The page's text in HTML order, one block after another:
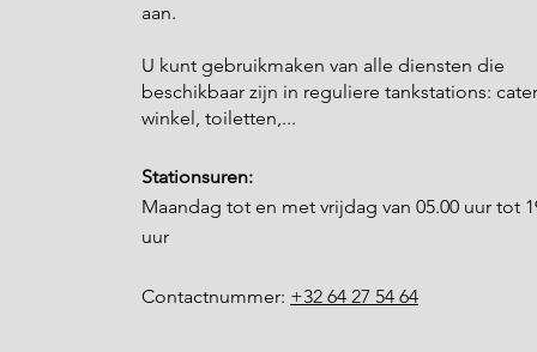
aan.
U kunt gebruikmaken van alle diensten die
beschikbaar zijn in reguliere tankstations:
winkel, toiletten,...
Stationsuren:
Maandag tot en met vrijdag van 05.00 uur tot
uur
Contactnummer: +32 64 27 54 64